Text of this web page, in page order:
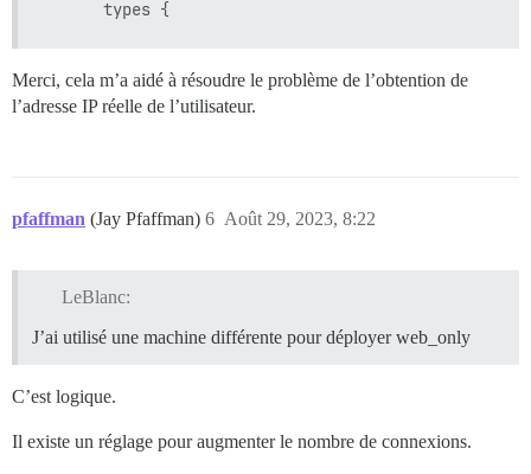
Merci, cela m’a aidé à résoudre le problème de l’obtention de
l’adresse IP réelle de l’utilisateur.
pfaffman (Jay Pfaffman) Août 29, 2023, 8:22
6
LeBlanc:
J’ai utilisé une machine différente pour déployer web_only
C’est logique.
Il existe un réglage pour augmenter le nombre de connexions.